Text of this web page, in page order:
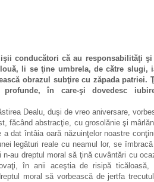
conducători că au responsabilităţi şi
li se ţine umbrela, de către slugi,
obrazul subţire cu zăpada patriei.
în care-şi dovedesc
Dealu, duşi de vreo aniversare,
făcând abstracţie, cu grosolănie şi
dat întâia oară năzuinţelor noastre
legături reale cu neamul lor, se
au dreptul moral să ţină cuvântări cu
în anii aceştia de risipă ticăloasă,
moral să vorbească de jertfa